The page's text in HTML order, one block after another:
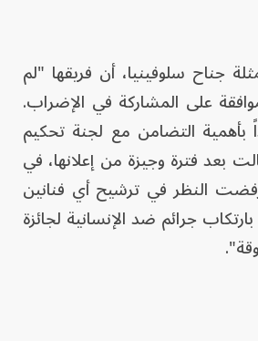
جناح سلوفينيا، أن فريقها "لم
على المشاركة في الإضراب.
بأهمية التضامن مع لجنة تحكيم
بعد فترة وجيزة من إعلانها، في
رفضت النظر في ترشيح أي فنانين
جرائم ضد الإنسانية لجائزة